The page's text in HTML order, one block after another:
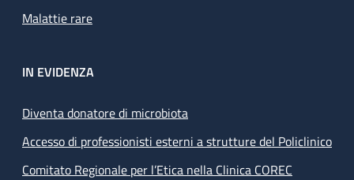
Malattie rare
IN EVIDENZA
Diventa donatore di microbiota
Accesso di professionisti esterni a strutture del Policlinico
Comitato Regionale per l’Etica nella Clinica COREC